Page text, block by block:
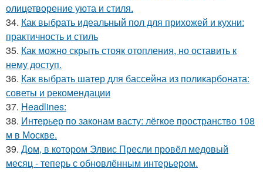
олицетворение уюта и стиля.
34. Как выбрать идеальный пол для прихожей и кухни:
практичность и стиль
35. Как можно скрыть стояк отопления, но оставить к
нему доступ.
36. Как выбрать шатер для бассейна из поликарбоната:
советы и рекомендации
37. Headlines:
38. Интерьер по законам васту: лёгкое пространство 108
м в Москве.
39. Дом, в котором Элвис Пресли провёл медовый
месяц - теперь с обновлённым интерьером.